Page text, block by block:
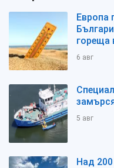
Европа
гореща
6 авг
5 авг
Над